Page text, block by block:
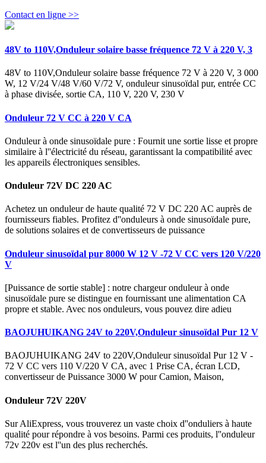
Contact en ligne >>
48V to 110V,Onduleur solaire basse fréquence 72 V à 220 V, 3
48V to 110V,Onduleur solaire basse fréquence 72 V à 220 V, 3 000
W, 12 V/24 V/48 V/60 V/72 V, onduleur sinusoïdal pur, entrée CC
à phase divisée, sortie CA, 110 V, 220 V, 230 V
Onduleur 72 V CC à 220 V CA
Onduleur à onde sinusoïdale pure : Fournit une sortie lisse et propre
similaire à l''électricité du réseau, garantissant la compatibilité avec
les appareils électroniques sensibles.
Onduleur 72V DC 220 AC
Achetez un onduleur de haute qualité 72 V DC 220 AC auprès de
fournisseurs fiables. Profitez d''onduleurs à onde sinusoïdale pure,
de solutions solaires et de convertisseurs de puissance
Onduleur sinusoïdal pur 8000 W 12 V -72 V CC vers 120 V/220
V
[Puissance de sortie stable] : notre chargeur onduleur à onde
sinusoïdale pure se distingue en fournissant une alimentation CA
propre et stable. Avec nos onduleurs, vous pouvez dire adieu
BAOJUHUIKANG 24V to 220V,Onduleur sinusoïdal Pur 12 V
BAOJUHUIKANG 24V to 220V,Onduleur sinusoïdal Pur 12 V -
72 V CC vers 110 V/220 V CA, avec 1 Prise CA, écran LCD,
convertisseur de Puissance 3000 W pour Camion, Maison,
Onduleur 72V 220V
Sur AliExpress, vous trouverez un vaste choix d''onduliers à haute
qualité pour répondre à vos besoins. Parmi ces produits, l''onduleur
72v 220v est l''un des plus recherchés.